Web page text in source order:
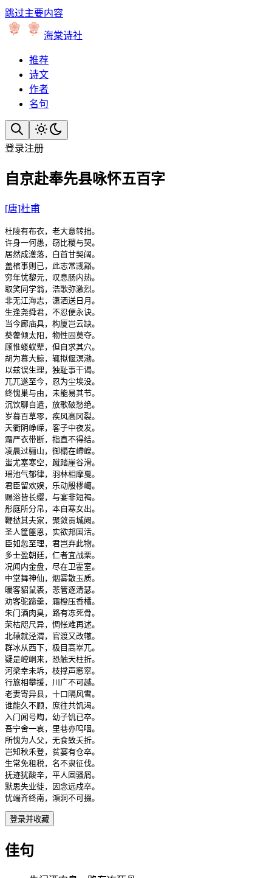
跳过主要内容
海棠诗社
推荐
诗文
作者
名句
登录注册
自京赴奉先县咏怀五百字
[唐]杜甫
杜陵有布衣，老大意转拙。
许身一何愚，窃比稷与契。
居然成濩落，白首甘契阔。
盖棺事则已，此志常觊豁。
穷年忧黎元，叹息肠内热。
取笑同学翁，浩歌弥激烈。
非无江海志，潇洒送日月。
生逢尧舜君，不忍便永诀。
当今廊庙具，构厦岂云缺。
葵藿倾太阳，物性固莫夺。
顾惟蝼蚁辈，但自求其穴。
胡为慕大鲸，辄拟偃溟渤。
以兹误生理，独耻事干谒。
兀兀遂至今，忍为尘埃没。
终愧巢与由，未能易其节。
沉饮聊自遣，放歌破愁绝。
岁暮百草零，疾风高冈裂。
天衢阴峥嵘，客子中夜发。
霜严衣带断，指直不得结。
凌晨过骊山，御榻在嵽嵲。
蚩尤塞寒空，蹴踏崖谷滑。
瑶池气郁律，羽林相摩戛。
君臣留欢娱，乐动殷樛嶱。
赐浴皆长缨，与宴非短褐。
彤庭所分帛，本自寒女出。
鞭挞其夫家，聚敛贡城阙。
圣人筐篚恩，实欲邦国活。
臣如忽至理，君岂弃此物。
多士盈朝廷，仁者宜战栗。
况闻内金盘，尽在卫霍室。
中堂舞神仙，烟雾散玉质。
暖客貂鼠裘，悲管逐清瑟。
劝客驼蹄羹，霜橙压香橘。
朱门酒肉臭，路有冻死骨。
荣枯咫尺异，惆怅难再述。
北辕就泾渭，官渡又改辙。
群冰从西下，极目高崒兀。
疑是崆峒来，恐触天柱折。
河梁幸未坼，枝撑声窸窣。
行旅相攀援，川广不可越。
老妻寄异县，十口隔风雪。
谁能久不顾，庶往共饥渴。
入门闻号啕，幼子饥已卒。
吾宁舍一哀，里巷亦呜咽。
所愧为人父，无食致夭折。
岂知秋禾登，贫窭有仓卒。
生常免租税，名不隶征伐。
抚迹犹酸辛，平人固骚屑。
默思失业徒，因念远戍卒。
忧端齐终南，澒洞不可掇。
登录并收藏
佳句